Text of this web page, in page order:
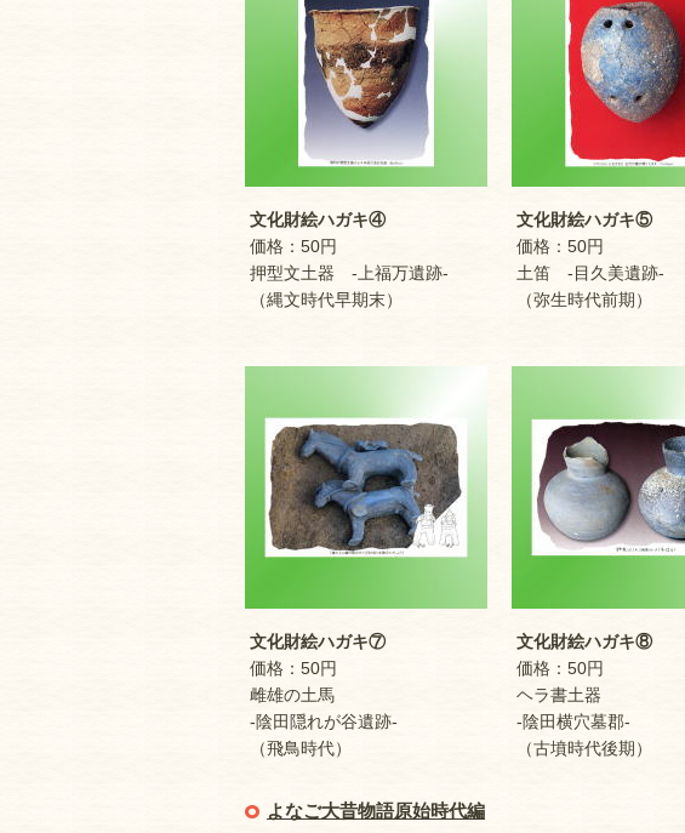
文化財絵ハガキ④
価格：50円
押型文土器 -上福万遺跡-
（縄文時代早期末）
文化財絵ハガキ⑤
価格：50円
土笛 -目久美遺跡-
（弥生時代前期）
文化財絵ハガキ⑦
価格：50円
雌雄の土馬
-陰田隠れが谷遺跡-
（飛鳥時代）
文化財絵ハガキ⑧
価格：50円
ヘラ書土器
-陰田横穴墓郡-
（古墳時代後期）
よなご大昔物語原始時代編